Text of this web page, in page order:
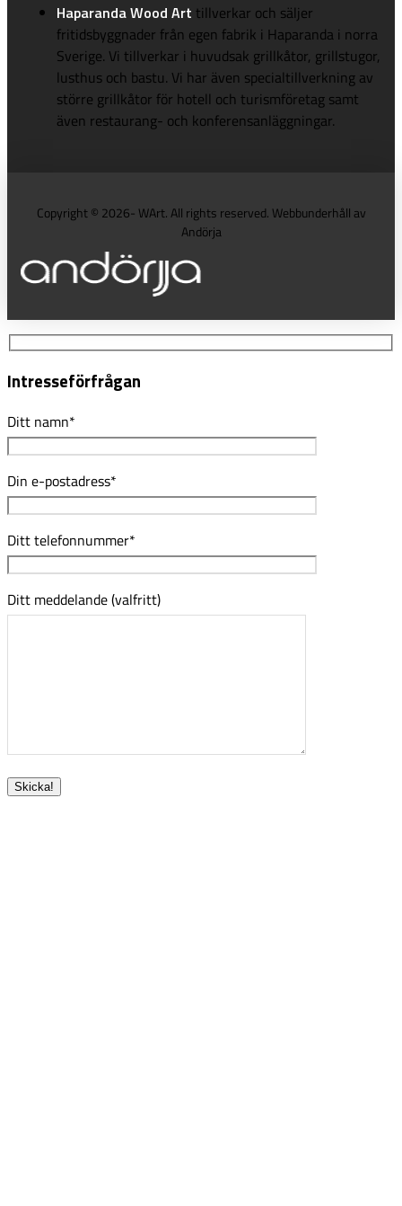
Haparanda Wood Art tillverkar och säljer
fritidsbyggnader från egen fabrik i Haparanda i norra
Sverige. Vi tillverkar i huvudsak grillkåtor, grillstugor,
lusthus och bastu. Vi har även specialtillverkning av
större grillkåtor för hotell och turismföretag samt
även restaurang- och konferensanläggningar.
Copyright © 2026- WArt. All rights reserved. Webbunderhåll av
Andörja
Intresseförfrågan
Ditt namn*
Din e-postadress*
Ditt telefonnummer*
Ditt meddelande (valfritt)